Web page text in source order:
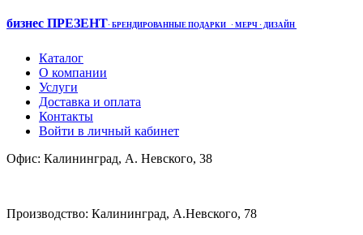
бизнес ПРЕЗЕНТ· БРЕНДИРОВАННЫЕ ПОДАРКИ · МЕРЧ · ДИЗАЙН
Каталог
О компании
Услуги
Доставка и оплата
Контакты
Войти в личный кабинет
Офис: Калининград, А. Невского, 38
Производство: Калининград, А.Невского, 78